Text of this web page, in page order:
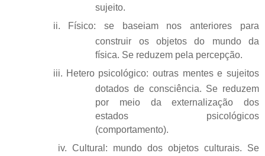
sujeito.
ii.
Físico: se baseiam nos anteriores para
construir os objetos do mundo da
física. Se reduzem pela percepção.
iii. Hetero psicológico: outras mentes e sujeitos
dotados de consciência. Se reduzem
por meio da externalização dos
estados psicológicos
(comportamento).
iv. Cultural: mundo dos objetos culturais. Se